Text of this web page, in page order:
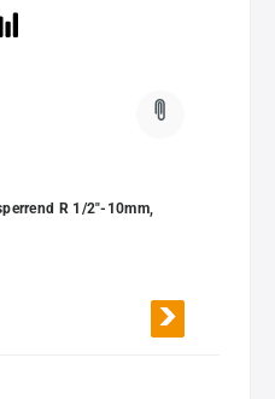
R 1/2"-10mm,